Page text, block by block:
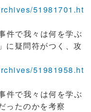
51981701.ht
件で我々は何を学ぶ
に疑問符がつく、攻
51981958.ht
件で我々は何を学ぶ
ったのかを考察